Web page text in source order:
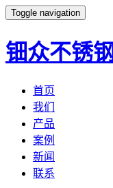
Toggle navigation
钿众不锈钢
首页
我们
产品
案例
新闻
联系